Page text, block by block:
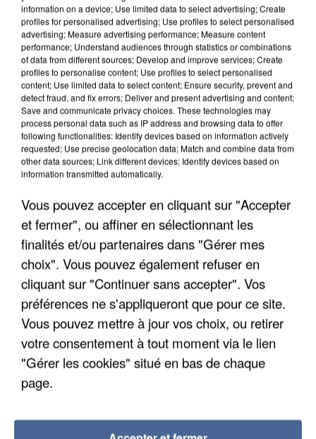
APRÈS TOUTES CES CANICULES, LES REFUGES
DE FAUNE SAUVAGE SONT...
L’UN DES FONDATEURS SUPPOSÉS DE LA DZ
information on a device; Use limited data to select advertising; Create
profiles for personalised advertising; Use profiles to select personalised
advertising; Measure advertising performance; Measure content
performance; Understand audiences through statistics or combinations
of data from different sources; Develop and improve services; Create
profiles to personalise content; Use profiles to select personalised
content; Use limited data to select content; Ensure security, prevent and
detect fraud, and fix errors; Deliver and present advertising and content;
Save and communicate privacy choices. These technologies may
process personal data such as IP address and browsing data to offer
following functionalities: Identify devices based on information actively
requested; Use precise geolocation data; Match and combine data from
other data sources; Link different devices; Identify devices based on
information transmitted automatically.
Vous pouvez accepter en cliquant sur "Accepter
et fermer", ou affiner en sélectionnant les
finalités et/ou partenaires dans "Gérer mes
choix". Vous pouvez également refuser en
cliquant sur "Continuer sans accepter". Vos
préférences ne s'appliqueront que pour ce site.
Vous pouvez mettre à jour vos choix, ou retirer
votre consentement à tout moment via le lien
"Gérer les cookies" situé en bas de chaque
page.